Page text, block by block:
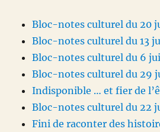
Bloc-notes culturel du 20
Bloc-notes culturel du 13
Bloc-notes culturel du 6
Bloc-notes culturel du 29
Indisponible … et fier de
Bloc-notes culturel du 22
Fini de raconter des